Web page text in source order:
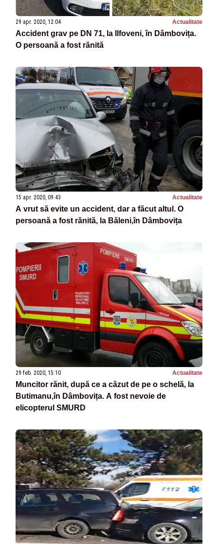
29 apr. 2020, 12:04 Actualitate
Accident grav pe DN 71, la Ilfoveni, în Dâmbovița.
O persoană a fost rănită
15 apr. 2020, 09:43 Actualitate
A vrut să evite un accident, dar a făcut altul. O
persoană a fost rănită, la Băleni,în Dâmbovița
29 feb. 2020, 15:10 Actualitate
Muncitor rănit, după ce a căzut de pe o schelă, la
Butimanu,în Dâmbovița. A fost nevoie de
elicopterul SMURD